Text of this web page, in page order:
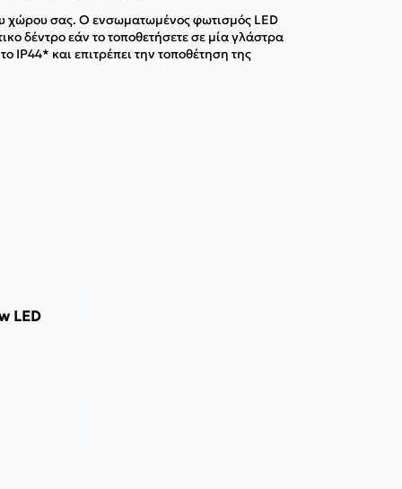
χώρου σας. Ο ενσωματωμένος φωτισμός LED
δέντρο εάν το τοποθετήσετε σε μία γλάστρα
IP44* και επιτρέπει την τοποθέτηση της
LED